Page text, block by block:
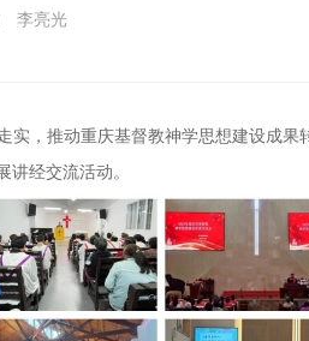
李亮光
实，推动重庆基督教神学思想建设成
讲经交流活动。